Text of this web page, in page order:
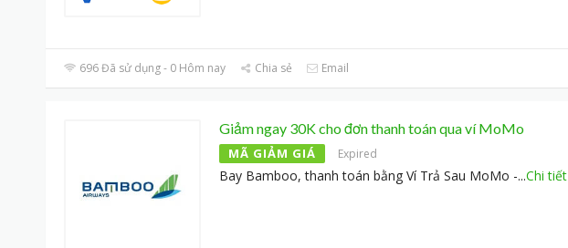
696 Đã sử dụng - 0 Hôm nay Chia sẻ Email
Giảm ngay 30K cho đơn thanh toán qua ví MoMo
MÃ GIẢM GIÁ Expired
Bay Bamboo, thanh toán bằng Ví Trả Sau MoMo -...Chi tiết